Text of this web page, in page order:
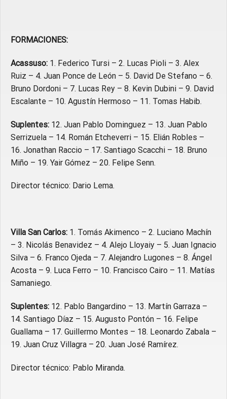
FORMACIONES:
Acassuso: 1. Federico Tursi – 2. Lucas Pioli – 3. Alex
Ruiz – 4. Juan Ponce de León – 5. David De Stefano – 6.
Bruno Dordoni – 7. Lucas Rey – 8. Kevin Dubini – 9. David
Escalante – 10. Agustín Hermoso – 11. Tomas Habib.
Suplentes: 12. Juan Pablo Dominguez – 13. Juan Pablo
Serrizuela – 14. Román Etcheverri – 15. Elián Robles –
16. Jonathan Raccio – 17. Santiago Scacchi – 18. Bruno
Miño – 19. Yair Gómez – 20. Felipe Senn.
Director técnico: Dario Lema.
Villa San Carlos: 1. Tomás Akimenco – 2. Luciano Machín
– 3. Nicolás Benavidez – 4. Alejo Lloyaiy – 5. Juan Ignacio
Silva – 6. Franco Ojeda – 7. Alejandro Lugones – 8. Ángel
Acosta – 9. Luca Ferro – 10. Francisco Cairo – 11. Matías
Samaniego.
Suplentes: 12. Pablo Bangardino – 13. Martín Garraza –
14. Santiago Díaz – 15. Augusto Pontón – 16. Felipe
Guallama – 17. Guillermo Montes – 18. Leonardo Zabala –
19. Juan Cruz Villagra – 20. Juan José Ramírez.
Director técnico: Pablo Miranda.